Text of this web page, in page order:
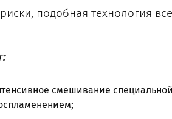
подобная технология
смешивание